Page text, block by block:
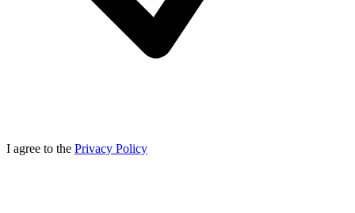
I agree to the Privacy Policy